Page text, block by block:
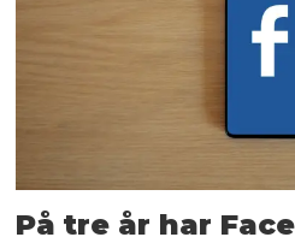
På tre år har